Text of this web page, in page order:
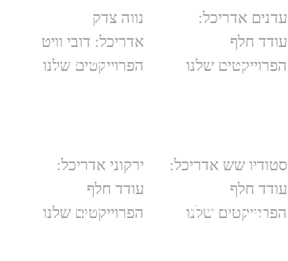
עדנים
עדנים אדריכל:
עודד חלף
הפרוייקטים שלנו
נווה צדק
נווה צדק
אדריכל: דובי וויט
הפרוייקטים שלנו
סטודיו שש
סטודיו שש אדריכל:
עודד חלף
הפרוייקטים שלנו
ירקוני
ירקוני אדריכל:
עודד חלף
הפרוייקטים שלנו